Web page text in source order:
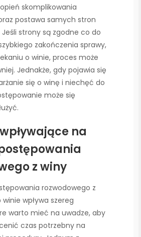
skomplikowania
postawa samych stron
strony są zgodne co do
zakończenia sprawy,
o winie, proces może
Jednakże, gdy pojawia się
się o winę i niechęć do
może się
na
z winy
rozwodowego z
wpływa szereg
warto mieć na uwadze, aby
czas potrzebny na